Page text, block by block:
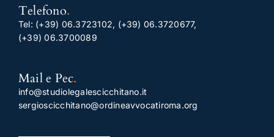
Telefono.
Tel: (+39) 06.3723102, (+39) 06.3720677,
(+39) 06.3700089
Mail e Pec.
info@studiolegalescicchitano.it
sergioscicchitano@ordineavvocatiroma.org